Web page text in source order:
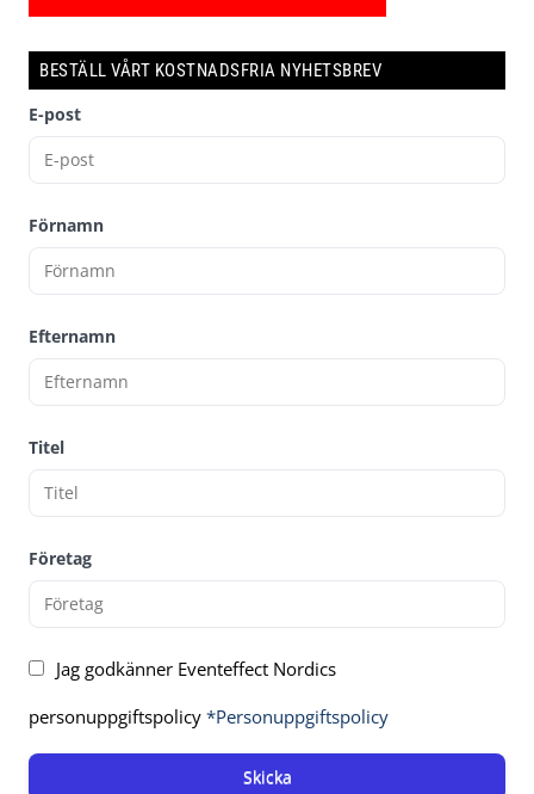
BESTÄLL VÅRT KOSTNADSFRIA NYHETSBREV
E-post
Förnamn
Efternamn
Titel
Företag
Jag godkänner Eventeffect Nordics
personuppgiftspolicy *Personuppgiftspolicy
Skicka